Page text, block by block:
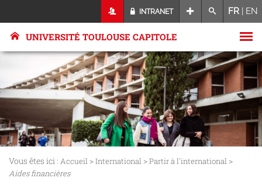
INTRANET FR | EN
UNIVERSITÉ TOULOUSE CAPITOLE
Vous êtes ici : Accueil >International >Partir à l'international >
Aides financières